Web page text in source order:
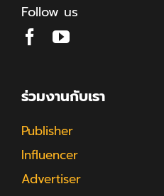
Follow us
ร่วมงานกับเรา
Publisher
Influencer
Advertiser